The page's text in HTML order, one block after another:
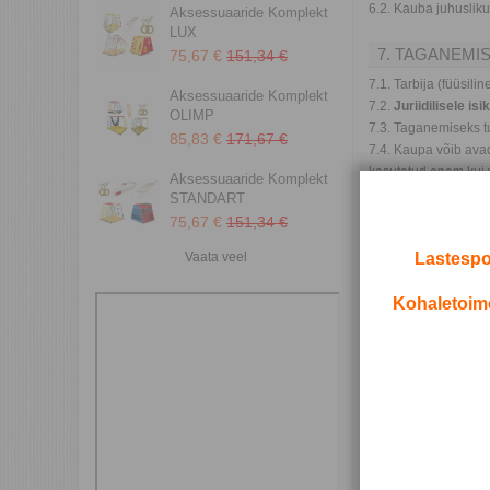
Aksessuaaride Komplekt
LUX
75,67 € 151,34 €
Aksessuaaride Komplekt
OLIMP
85,83 € 171,67 €
Aksessuaaride Komplekt
STANDART
75,67 € 151,34 €
Vaata veel
6.2. Kauba
7.
7.1. Tarbija
7.2. Juriidilisele
7.3. Taganemiseks
7.4. Kaupa võib
kasutatud enam kui
7.5. Ostja peab
7.6. Tagastamise
7.7. Müüja
7.8. Kui ostja valis
Mina, (ees- ja